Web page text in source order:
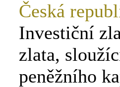
Česká
Investiční
zlata,
peněžního